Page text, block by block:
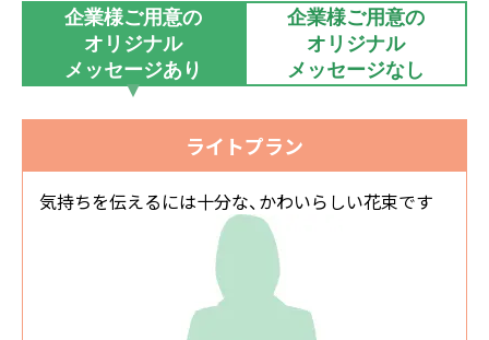
企業様ご用意の
オリジナル
メッセージあり
企業様ご用意の
オリジナル
メッセージなし
ライトプラン
気持ちを伝えるには十分な、かわいらしい花束です